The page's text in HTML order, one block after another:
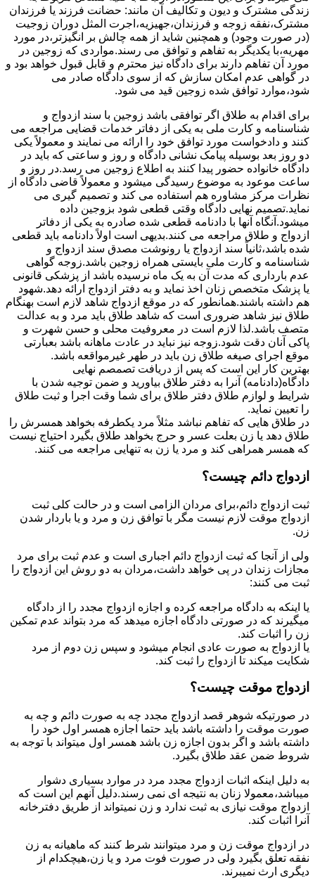
زندگی مشترک و دیون و تکالیف آن مانند: حضانت فرزند یا فرزندان
مشترک،نفقه زوجه و فرزندان،جهیزیه،اجرت المثل دوران زوجیت
(در صورت وجود) و همچنین شاید از همه چالش بر انگیزتر،در مورد
مهریه،با یکدیگر به تفاهم و توافق می رسند.مواردی که زوجین در
مورد آن تفاهم دارند برای دادگاه نیز محترم و قابل قبول خواهد بود و
در گواهی عدم امکان سازش که از سوی دادگاه صادر می
شود،موارد توافق شده زوجین قید می شود.
برای اقدام به طلاق اگر توافقی باشد زوجین با سند ازدواج و
شناسنامه و کارت ملی به یکی از دفاتر خدمات قضایی مراجعه می
کنند و دادخواست مورد توافق خود را ارائه می نمایند و معمولاً یکی
دو روز بعد بوسیله پیامک نشانی دادگاه و روز و ساعتی که باید در
دادگاه خانواده حضور پیدا کنند به اطلاع زوجین می رسد.در روز و
ساعت موعود به موضوع رسیدگی میشود و معمولاً قاضی دادگاه از
نظرات مرکز مشاوره هم استفاده می کند و تصمیم گیری می
نماید.تصمیم نهایی دادگاه وقتی قطعی شود بزوجین داده
میشود.آنگاه آنها با دادنامه قطعی شده صادره به یکی از دفاتر
ازدواج و طلاق مراجعه می کنند.بدیهی است اولاً دادنامه باید قطعی
شده باشد،ثانیاً سند ازدواج یا رونوشت مصدق سند ازدواج و
شناسنامه و کارت ملی بایستی همراه زوجین باشد.زوجه گواهی
عدم بارداری که مدت آن به یک ماه نرسیده باشد از پزشکی قانونی
یا پزشک متخصص زنان اخذ نماید و به دفتر ازدواج ارائه دهد.شهود
هم داشته باشند.همانطور که در موقع ازدواج شاهد لازم است بهنگام
طلاق نیز شاهد ضروری است که شاهد طلاق باید مرد و به عدالت
متصف باشد.لذا لازم است در معروفیت محلی و حسن شهرت و
پاکی آنان دقت شود.زوجه نیز نباید در عادت ماهانه باشد بعبارتی
موقع اجرای صیغه طلاق زن باید در طهر غیرمواقعه باشد.
بهترین کار این است که پس از دریافت تصمصم نهایی
دادگاه(دادنامه) آنرا به دفتر طلاق بیاورید و ضمن توجیه شدن با
شرایط و لوازم طلاق دفتر طلاق برای شما وقت اجرا و ثبت طلاق
را تعیین نماید.
در طلاق هایی که تفاهم نباشد مثلاً مرد یکطرفه بخواهد همسرش را
طلاق دهد یا زن بعلت عسر و حرج بخواهد طلاق بگیرد احتیاج نیست
که همسر همراهی کند و مرد یا زن به تنهایی مراجعه می کنند.
ازدواج دائم چیست؟
ثبت ازدواج دائم،برای مردان الزامی است و در حالت کلی ثبت
ازدواج موقت لازم نیست مگر با توافق زن و مرد و یا باردار شدن
زن.
ولی از آنجا که ثبت ازدواج دائم اجباری است و عدم ثبت برای مرد
مجازات زندان در پی خواهد داشت،مردان به دو روش این ازدواج را
ثبت می کنند:
یا اینکه به دادگاه مراجعه کرده و اجازه ازدواج مجدد را از دادگاه
میگیرند که در صورتی دادگاه اجازه میدهد که مرد بتواند عدم تمکین
زن را اثبات کند.
یا ازدواج به صورت عادی انجام میشود و سپس زن دوم از مرد
شکایت میکند تا ازدواج را ثبت کند.
ازدواج موقت چیست؟
در صورتیکه شوهر قصد ازدواج مجدد چه به صورت دائم و چه به
صورت موقت را داشته باشد باید حتما اجازه همسر اول خود را
داشته باشد و اگر بدون اجازه زن باشد همسر اول میتواند با توجه به
شروط ضمن عقد طلاق بگیرد.
به دلیل اینکه اثبات ازدواج مجدد مرد در موارد بسیاری دشوار
میباشد،معمولا زنان به نتیجه ای نمی رسند.دلیل آنهم این است که
ازدواج موقت نیازی به ثبت ندارد و زن نمیتواند از طریق دفترخانه
آنرا اثبات کند.
در ازدواج موقت زن و مرد میتوانند شرط کنند که ماهیانه به زن
نفقه تعلق بگیرد ولی در صورت فوت مرد و یا زن،هیچکدام از
دیگری ارث نمیبرند.